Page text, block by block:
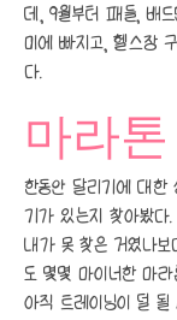
데, 9월부터 패들, 배
미에 빠지고, 헬스장
다.
마라
한동안 달리기에 대한
기가 있는지 찾아봤다
내가 못 찾은 거였나
도 몇몇 마이너한 마
아직 트레이닝이 덜